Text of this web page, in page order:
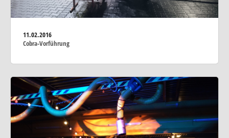
11.02.2016
Cobra-Vorführung